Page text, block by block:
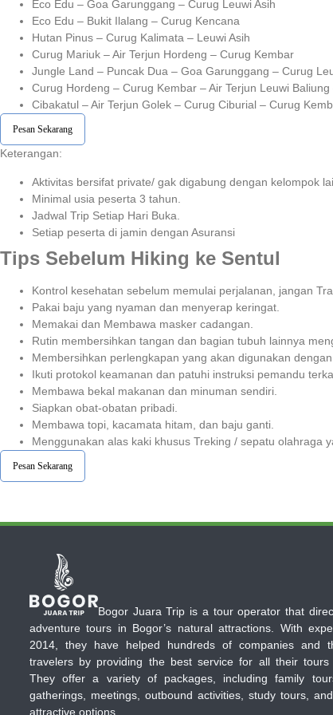
Eco Edu – Goa Garunggang – Curug Leuwi Asih
Eco Edu – Bukit Ilalang – Curug Kencana
Hutan Pinus – Curug Kalimata – Leuwi Asih
Curug Mariuk – Air Terjun Hordeng – Curug Kembar
Jungle Land – Puncak Dua – Goa Garunggang – Curug
Curug Hordeng – Curug Kembar – Air Terjun Leuwi
Cibakatul – Air Terjun Golek – Curug Ciburial – Curug
Pesan Sekarang
Keterangan:⁣⁣
Aktivitas bersifat private/ gak digabung dengan kelompok
Minimal usia peserta 3 tahun.⁣⁣
Jadwal Trip Setiap Hari Buka.⁣⁣
Setiap peserta di jamin dengan Asuransi ⁣⁣
Tips Sebelum Hiking ke Sentul
Kontrol kesehatan sebelum memulai perjalanan, jangan
Pakai baju yang nyaman dan menyerap keringat.
Memakai dan Membawa masker cadangan.
Rutin membersihkan tangan dan bagian tubuh lainnya
Membersihkan perlengkapan yang akan digunakan dengan
Ikuti protokol keamanan dan patuhi instruksi pemandu
Membawa bekal makanan dan minuman sendiri.
Siapkan obat-obatan pribadi.
Membawa topi, kacamata hitam, dan baju ganti.
Menggunakan alas kaki khusus Treking / sepatu olahraga
Pesan Sekarang
Bogor Juara Trip is a tour operator that
adventure tours in Bogor’s natural attractions. With
2014, they have helped hundreds of companies and
travelers by providing the best service for all their tours
They offer a variety of packages, including family
gatherings, meetings, outbound activities, study tours,
attractive options.